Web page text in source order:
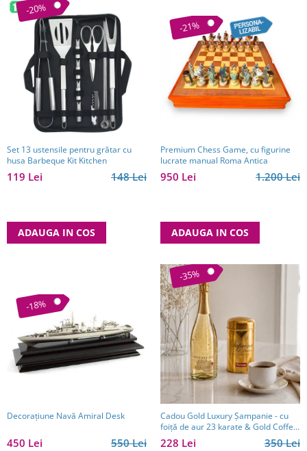
-20%
Set 13 ustensile pentru grătar cu
husa Barbeque Kit Kitchen
148 Lei
119 Lei
ADAUGA IN COS
-21%
Premium Chess Game, cu figurine
lucrate manual Roma Antica
1.200 Lei
950 Lei
ADAUGA IN COS
-18%
Decoraţiune Navă Amiral Desk
550 Lei
450 Lei
-35%
Cadou Gold Luxury Şampanie - cu
foiţă de aur 23 karate & Gold Coffee
- personalizabil
350 Lei
228 Lei